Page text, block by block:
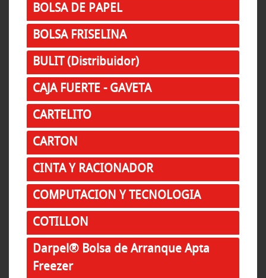
BOLSA DE PAPEL
BOLSA FRISELINA
BULIT (Distribuidor)
CAJA FUERTE - GAVETA
CARTELITO
CARTON
CINTA Y RACIONADOR
COMPUTACION Y TECNOLOGIA
COTILLON
Darpel® Bolsa de Arranque Apta
Freezer